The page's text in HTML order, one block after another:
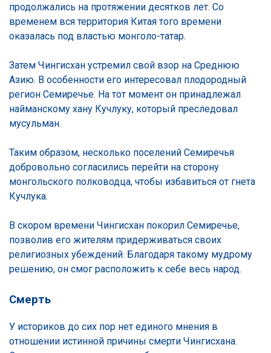
продолжались на протяжении десятков лет. Со
временем вся территория Китая того времени
оказалась под властью монголо-татар.
Затем Чингисхан устремил свой взор на Среднюю
Азию. В особенности его интересовал плодородный
регион Семиречье. На тот момент он принадлежал
найманскому хану Кучлуку, который преследовал
мусульман.
Таким образом, несколько поселений Семиречья
добровольно согласились перейти на сторону
монгольского полководца, чтобы избавиться от гнета
Кучлука.
В скором времени Чингисхан покорил Семиречье,
позволив его жителям придерживаться своих
религиозных убеждений. Благодаря такому мудрому
решению, он смог расположить к себе весь народ.
Смерть
У историков до сих пор нет единого мнения в
отношении истинной причины смерти Чингисхана.